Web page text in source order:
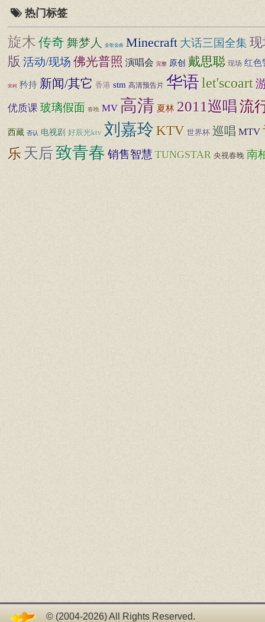
热门标签
旋木 传奇 舞梦人 金歌金曲 Minecraft 大话三国全集
版 活动/现场佛光普照 演唱会 完整 原创 戴思聪 现场 红色
宋柯 矜持 新闻/其它 香港 stm 高清预告片 华语let'scoart
优质课 玻璃假面 春晚 MV 高清 夏林 2011巡唱流
西藏 否认 电视剧 好辰光ktv 刘嘉玲KTV 世界杯 巡唱 MTV
乐 天后致青春 销售智慧 TUNGSTAR 央视春晚 南
© (2004-2026) All Rights Reserved.